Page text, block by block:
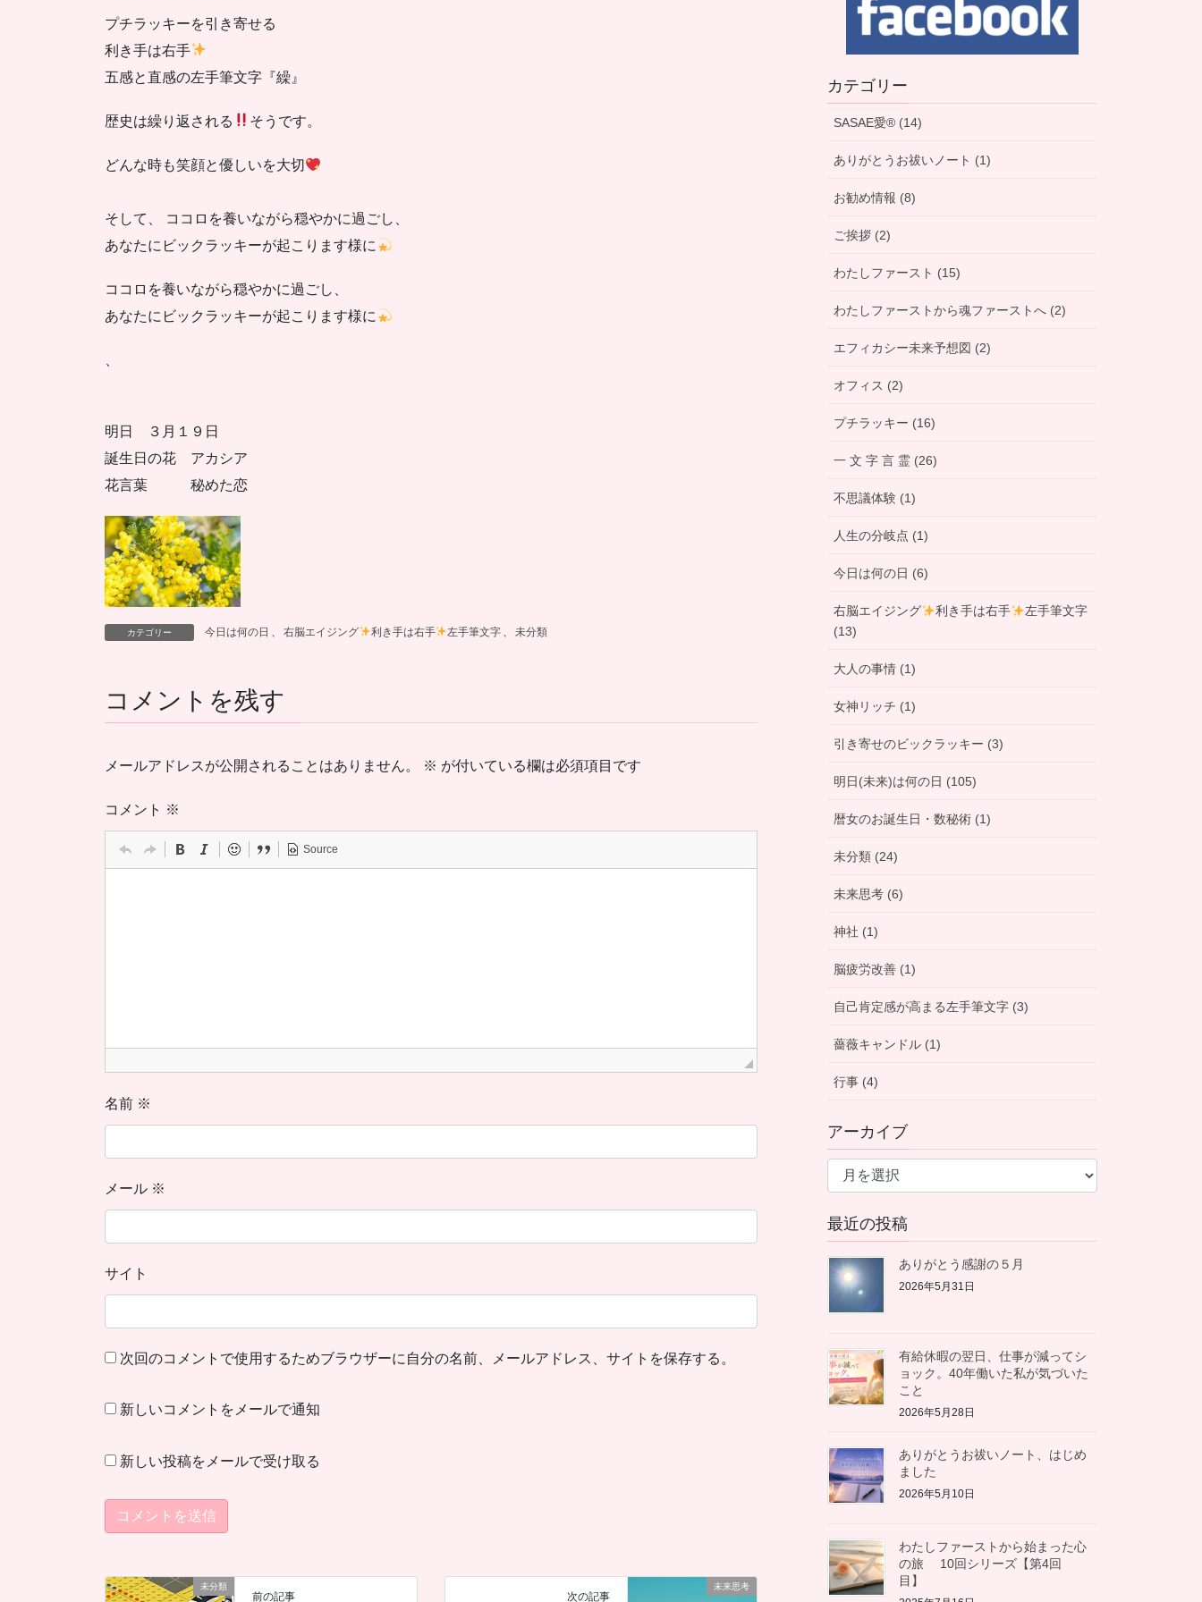
プチラッキーを引き寄せる
利き手は右手
五感と直感の左手筆文字『繰』
歴史は繰り返される そうです。
どんな時も笑顔と優しいを大切
そして、 ココロを養いながら穏やかに過ごし、
あなたにビックラッキーが起こります様に
ココロを養いながら穏やかに過ごし、
あなたにビックラッキーが起こります様に
、
明日 ３月１９日
誕生日の花 アカシア
花言葉 秘めた恋
カテゴリー 今日は何の日 右脳エイジング 利き手は右手 左手筆文字 未分類
コメントを残す
メールアドレスが公開されることはありません。 ※ が付いている欄は必須項目です
コメント ※
Source
名前 ※
メール ※
サイト
次回のコメントで使用するためブラウザーに自分の名前、メールアドレス、サイトを保存する。
新しいコメントをメールで通知
新しい投稿をメールで受け取る
未分類
前の記事
未来思考
次の記事
カテゴリー
SASAE愛® (14)
ありがとうお祓いノート (1)
お勧め情報 (8)
ご挨拶 (2)
わたしファースト (15)
わたしファーストから魂ファーストへ (2)
エフィカシー未来予想図 (2)
オフィス (2)
プチラッキー (16)
一 文 字 言 霊 (26)
不思議体験 (1)
人生の分岐点 (1)
今日は何の日 (6)
右脳エイジング 利き手は右手
左手筆文字
(13)
大人の事情 (1)
女神リッチ (1)
引き寄せのビックラッキー (3)
明日(未来)は何の日 (105)
暦女のお誕生日・数秘術 (1)
未分類 (24)
未来思考 (6)
神社 (1)
脳疲労改善 (1)
自己肯定感が高まる左手筆文字 (3)
薔薇キャンドル (1)
行事 (4)
アーカイブ
ア
イ
ブ
最近の投稿
ありがとう感謝の５月
2026年5月31日
有給休暇の翌日、仕事が減ってシ
ョック。40年働いた私が気づいた
こと
2026年5月28日
ありがとうお祓いノート、はじめ
ました
2026年5月10日
わたしファーストから始まった心
の旅 10回シリーズ【第4回
目】